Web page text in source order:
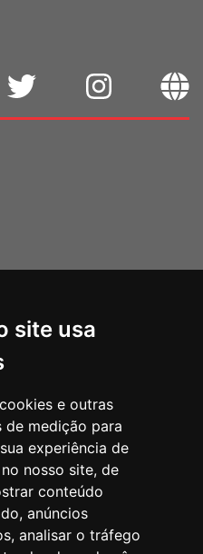
site usa
e outras
de medição para
experiência de
nosso site, de
conteúdo
anúncios
analisar o tráfego